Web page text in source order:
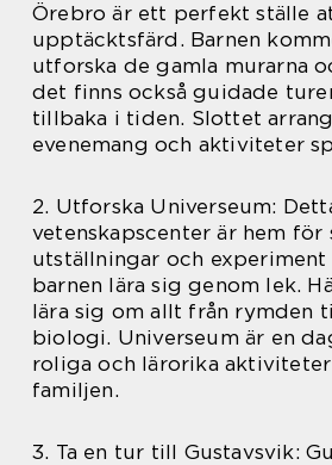
Örebro är ett perfekt ställe
upptäcktsfärd. Barnen
utforska de gamla murarna
det finns också guidade
tillbaka i tiden. Slottet
evenemang och aktiviteter
2. Utforska Universeum:
vetenskapscenter är hem för
utställningar och experiment
barnen lära sig genom lek.
lära sig om allt från rymden
biologi. Universeum är en
roliga och lärorika
familjen.
3. Ta en tur till Gustavsvik: